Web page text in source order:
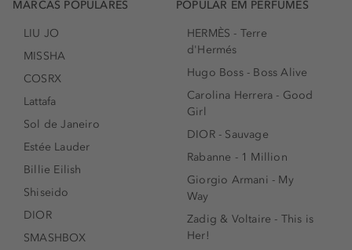
MARCAS POPULARES
LIU JO
MISSHA
COSRX
Lattafa
Sol de Janeiro
Estée Lauder
Billie Eilish
Shiseido
DIOR
SMASHBOX
POPULAR EM PERFUMES
HERMÈS - Terre
d'Hermés
Hugo Boss - Boss Alive
Carolina Herrera - Good
Girl
DIOR - Sauvage
Rabanne - 1 Million
Giorgio Armani - My
Way
Zadig & Voltaire - This is
Her!